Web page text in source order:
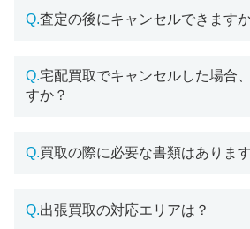
Q.査定の後にキャンセルできます
Q.宅配買取でキャンセルした場合
すか？
Q.買取の際に必要な書類はありま
Q.出張買取の対応エリアは？